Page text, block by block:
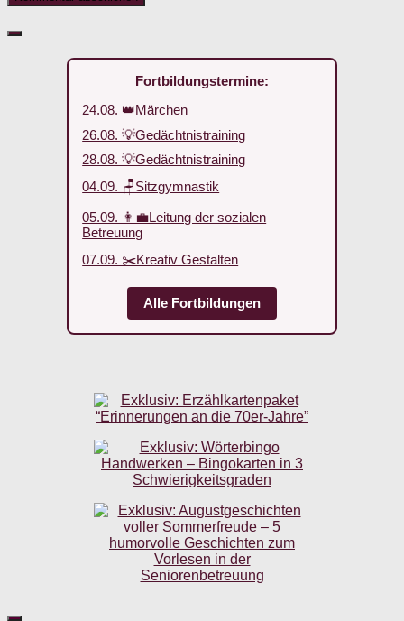
Fortbildungstermine:
24.08. 👑Märchen
26.08. 💡Gedächtnistraining
28.08. 💡Gedächtnistraining
04.09. 🪑Sitzgymnastik
05.09. 👩‍💼Leitung der sozialen
Betreuung
07.09. ✂️Kreativ Gestalten
Alle Fortbildungen